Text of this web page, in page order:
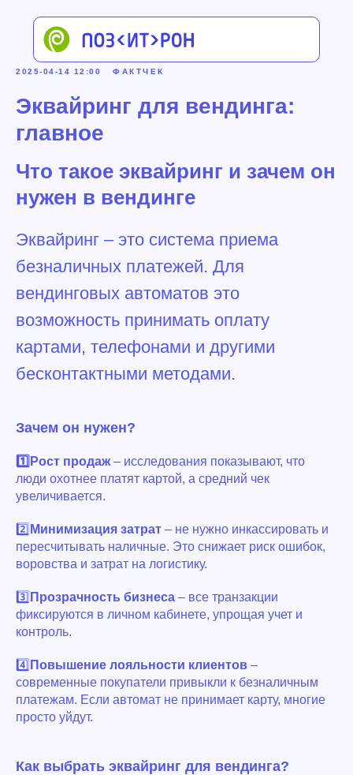
2025-04-14 12:00 ФАКТЧЕК
Эквайринг для вендинга:
главное
Что такое эквайринг и зачем он
нужен в вендинге
Эквайринг – это система приема
безналичных платежей. Для
вендинговых автоматов это
возможность принимать оплату
картами, телефонами и другими
бесконтактными методами.
Зачем он нужен?
1️⃣Рост продаж– исследования показывают, что
люди охотнее платят картой, а средний чек
увеличивается.
2️⃣ Минимизация затрат – не нужно инкассировать и
пересчитывать наличные. Это снижает риск ошибок,
воровства и затрат на логистику.
3️⃣ Прозрачность бизнеса – все транзакции
фиксируются в личном кабинете, упрощая учет и
контроль.
4️⃣ Повышение лояльности клиентов –
современные покупатели привыкли к безналичным
платежам. Если автомат не принимает карту, многие
просто уйдут.
Как выбрать эквайринг для вендинга?